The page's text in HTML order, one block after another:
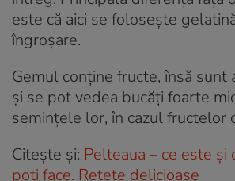
este că aici se folosește
îngroșare.
Gemul conține fructe, însă sunt
și se pot vedea bucăți foarte
semințele lor, în cazul fructelor
Citeşte şi: Pelteaua – ce este și
poți face. Rețete delicioase